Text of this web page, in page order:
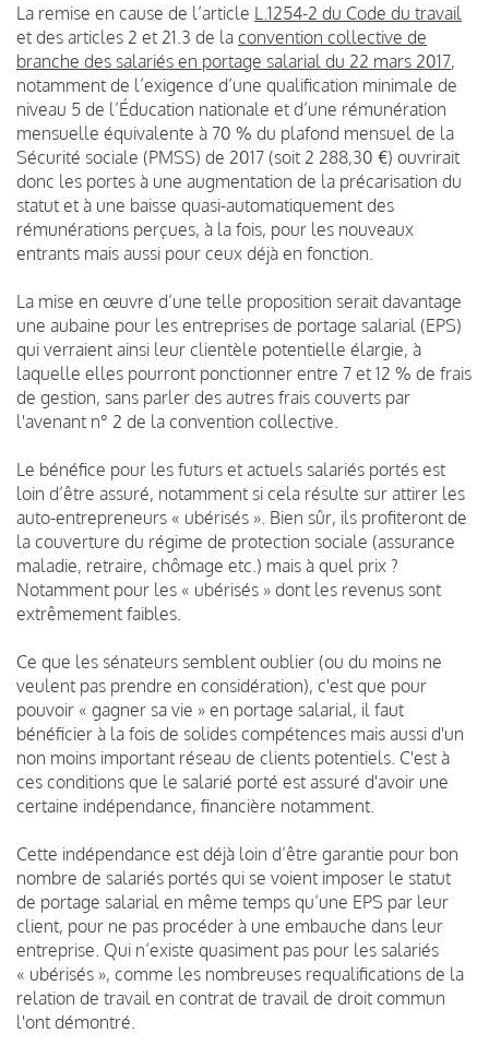
La remise en cause de l’article L.1254-2 du Code du travail
et des articles 2 et 21.3 de la convention collective de
branche des salariés en portage salarial du 22 mars 2017,
notamment de l’exigence d’une qualification minimale de
niveau 5 de l’Éducation nationale et d’une rémunération
mensuelle équivalente à 70 % du plafond mensuel de la
Sécurité sociale (PMSS) de 2017 (soit 2 288,30 €) ouvrirait
donc les portes à une augmentation de la précarisation du
statut et à une baisse quasi-automatiquement des
rémunérations perçues, à la fois, pour les nouveaux
entrants mais aussi pour ceux déjà en fonction.
La mise en œuvre d’une telle proposition serait davantage
une aubaine pour les entreprises de portage salarial (EPS)
qui verraient ainsi leur clientèle potentielle élargie, à
laquelle elles pourront ponctionner entre 7 et 12 % de frais
de gestion, sans parler des autres frais couverts par
l'avenant n° 2 de la convention collective.
Le bénéfice pour les futurs et actuels salariés portés est
loin d’être assuré, notamment si cela résulte sur attirer les
auto-entrepreneurs « ubérisés ». Bien sûr, ils profiteront de
la couverture du régime de protection sociale (assurance
maladie, retraire, chômage etc.) mais à quel prix ?
Notamment pour les « ubérisés » dont les revenus sont
extrêmement faibles.
Ce que les sénateurs semblent oublier (ou du moins ne
veulent pas prendre en considération), c'est que pour
pouvoir « gagner sa vie » en portage salarial, il faut
bénéficier à la fois de solides compétences mais aussi d'un
non moins important réseau de clients potentiels. C'est à
ces conditions que le salarié porté est assuré d'avoir une
certaine indépendance, financière notamment.
Cette indépendance est déjà loin d’être garantie pour bon
nombre de salariés portés qui se voient imposer le statut
de portage salarial en même temps qu’une EPS par leur
client, pour ne pas procéder à une embauche dans leur
entreprise. Qui n’existe quasiment pas pour les salariés
« ubérisés », comme les nombreuses requalifications de la
relation de travail en contrat de travail de droit commun
l'ont démontré.